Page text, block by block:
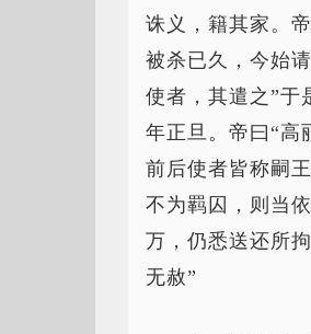
诛义，籍其家。
被杀已久，今始
使者，其遣之”于
年正旦。帝曰“高
前后使者皆称嗣
不为羁囚，则当
万，仍悉送还所
无赦”